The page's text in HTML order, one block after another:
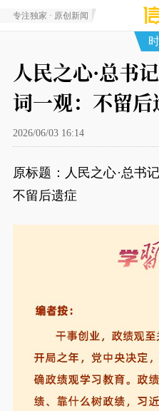
专注独家 · 原创新闻
人民之心·总书
词一观：不留后
2026/06/03 16:14
原标题：人民之心·总书
不留后遗症